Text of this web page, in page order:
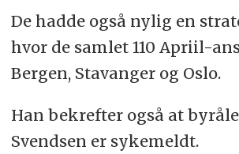
De hadde også nylig en
hvor de samlet 110 Apriil-
Bergen, Stavanger og Oslo.
Han bekrefter også at
Svendsen er sykemeldt.